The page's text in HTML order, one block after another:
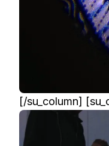
[/su_column]